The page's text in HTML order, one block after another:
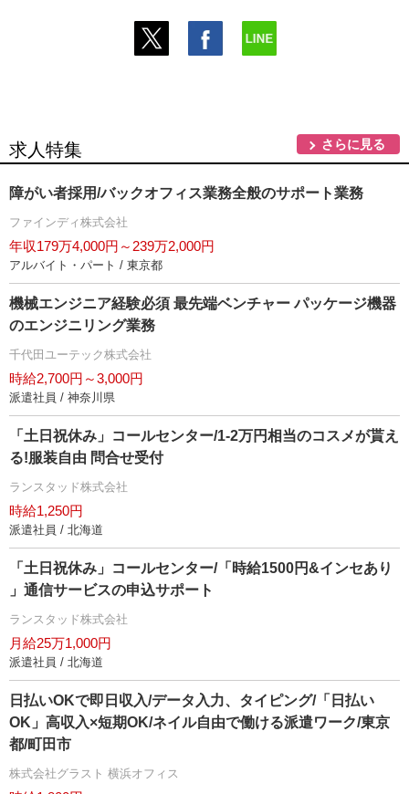
求人特集 さらに見る
障がい者採用/バックオフィス業務全般のサポート業務
ファインディ株式会社
年収179万4,000円～239万2,000円
アルバイト・パート / 東京都
機械エンジニア経験必須 最先端ベンチャー パッケージ機器
のエンジニリング業務
千代田ユーテック株式会社
時給2,700円～3,000円
派遣社員 / 神奈川県
「土日祝休み」コールセンター/1-2万円相当のコスメが貰え
る!服装自由 問合せ受付
ランスタッド株式会社
時給1,250円
派遣社員 / 北海道
「土日祝休み」コールセンター/「時給1500円&インセあり
」通信サービスの申込サポート
ランスタッド株式会社
月給25万1,000円
派遣社員 / 北海道
日払いOKで即日収入/データ入力、タイピング/「日払い
OK」高収入×短期OK/ネイル自由で働ける派遣ワーク/東京
都/町田市
株式会社グラスト 横浜オフィス